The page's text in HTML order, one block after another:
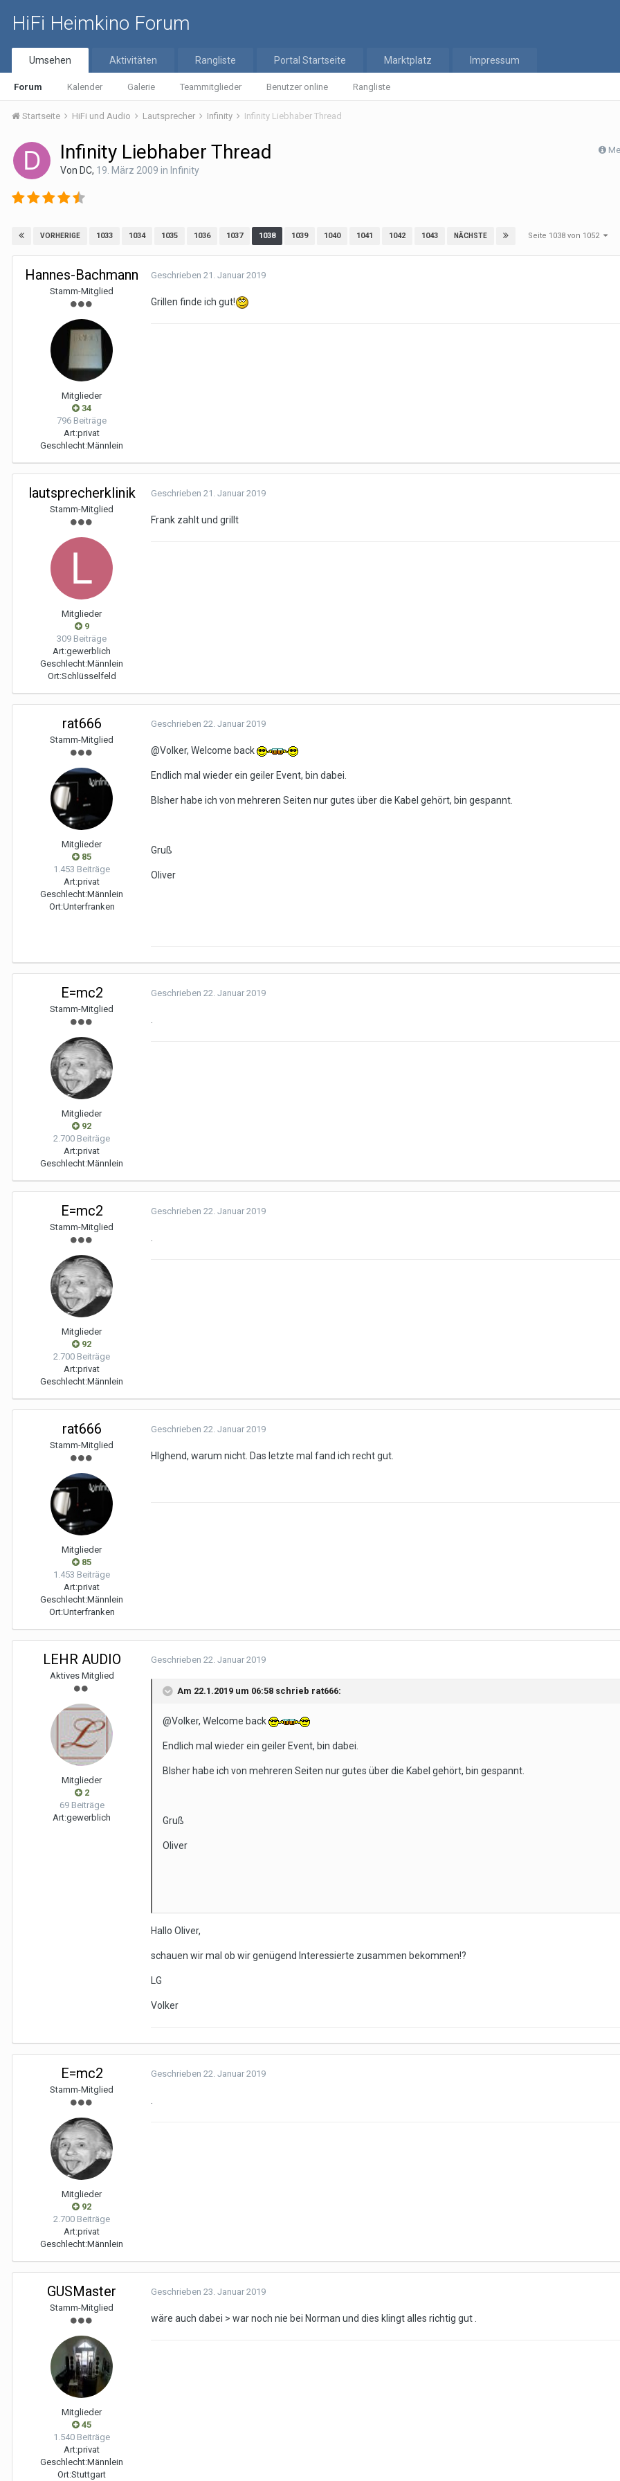
HiFi Heimkino Forum
Umsehen
Forum Kalender Galerie Teammitglieder Benutzer online Rangliste
Aktivitäten Rangliste Portal Startseite Marktplatz Impressum
Startseite HiFi und Audio Lautsprecher Infinity Infinity Liebhaber Thread
Infinity Liebhaber Thread
Von DC, 19. März 2009 in Infinity
VORHERIGE 1033 1034 1035 1036 1037 1038 1039 1040 1041 1042 1043 NÄCHSTE Seite 1038 von 1052
Hannes-Bachmann
Stamm-Mitglied
Mitglieder
34
796 Beiträge
Art:privat
Geschlecht:Männlein
Geschrieben 21. Januar 2019
Grillen finde ich gut!
lautsprecherklinik
Stamm-Mitglied
Mitglieder
9
309 Beiträge
Art:gewerblich
Geschlecht:Männlein
Ort:Schlüsselfeld
Geschrieben 21. Januar 2019
Frank zahlt und grillt
rat666
Stamm-Mitglied
Mitglieder
85
1.453 Beiträge
Art:privat
Geschlecht:Männlein
Ort:Unterfranken
Geschrieben 22. Januar 2019
@Volker, Welcome back
Endlich mal wieder ein geiler Event, bin dabei.
BIsher habe ich von mehreren Seiten nur gutes über die Kabel gehört, bin gespannt.
Gruß
Oliver
E=mc2
Stamm-Mitglied
Mitglieder
92
2.700 Beiträge
Art:privat
Geschlecht:Männlein
Geschrieben 22. Januar 2019
E=mc2
Stamm-Mitglied
Mitglieder
92
2.700 Beiträge
Art:privat
Geschlecht:Männlein
Geschrieben 22. Januar 2019
rat666
Stamm-Mitglied
Mitglieder
85
1.453 Beiträge
Art:privat
Geschlecht:Männlein
Ort:Unterfranken
Geschrieben 22. Januar 2019
HIghend, warum nicht. Das letzte mal fand ich recht gut.
LEHR AUDIO
Aktives Mitglied
Mitglieder
2
69 Beiträge
Art:gewerblich
Geschrieben 22. Januar 2019
Am 22.1.2019 um 06:58 schrieb rat666:
@Volker, Welcome back
Endlich mal wieder ein geiler Event, bin dabei.
BIsher habe ich von mehreren Seiten nur gutes über die Kabel gehört, bin gespannt.
Gruß
Oliver
Hallo Oliver,
schauen wir mal ob wir genügend Interessierte zusammen bekommen!?
LG
Volker
E=mc2
Stamm-Mitglied
Mitglieder
92
2.700 Beiträge
Art:privat
Geschlecht:Männlein
Geschrieben 22. Januar 2019
GUSMaster
Stamm-Mitglied
Mitglieder
45
1.540 Beiträge
Art:privat
Geschlecht:Männlein
Ort:Stuttgart
Geschrieben 23. Januar 2019
wäre auch dabei > war noch nie bei Norman und dies klingt alles richtig gut .